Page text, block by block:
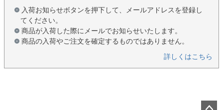
入荷お知らせボタンを押下して、メールアドレスを登録し
てください。
商品が入荷した際にメールでお知らせいたします。
商品の入荷やご注文を確定するものではありません。
詳しくはこちら